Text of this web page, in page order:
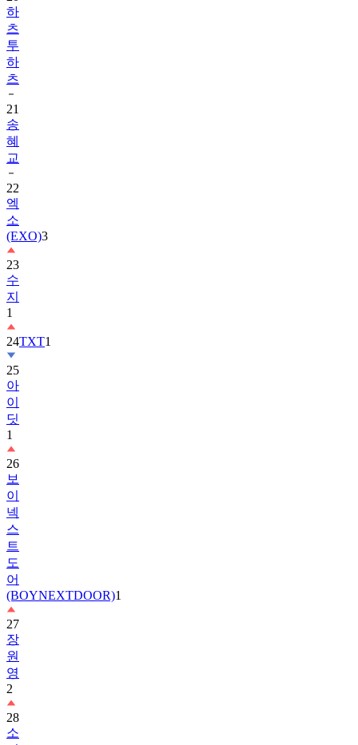
투
하
츠
21
송
혜
교
22
엑
소
(EXO)
23
수
지
1
24
25
아
이
딧
1
26
보
이
넥
스
트
도
어
(BOYNEXTDOOR)
27
장
원
영
2
28
소
녀
시